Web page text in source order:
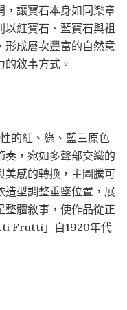
，讓寶石本身如同樂章
以紅寶石、藍寶石與祖
形成層次豐富的自然意
敘事方式。
的紅、綠、藍三原色
奏，宛如多聲部交織的
美感的轉換，主圖騰可
造型調整垂墜位置，展
整體敘事，使作品從正
Frutti」自1920年代